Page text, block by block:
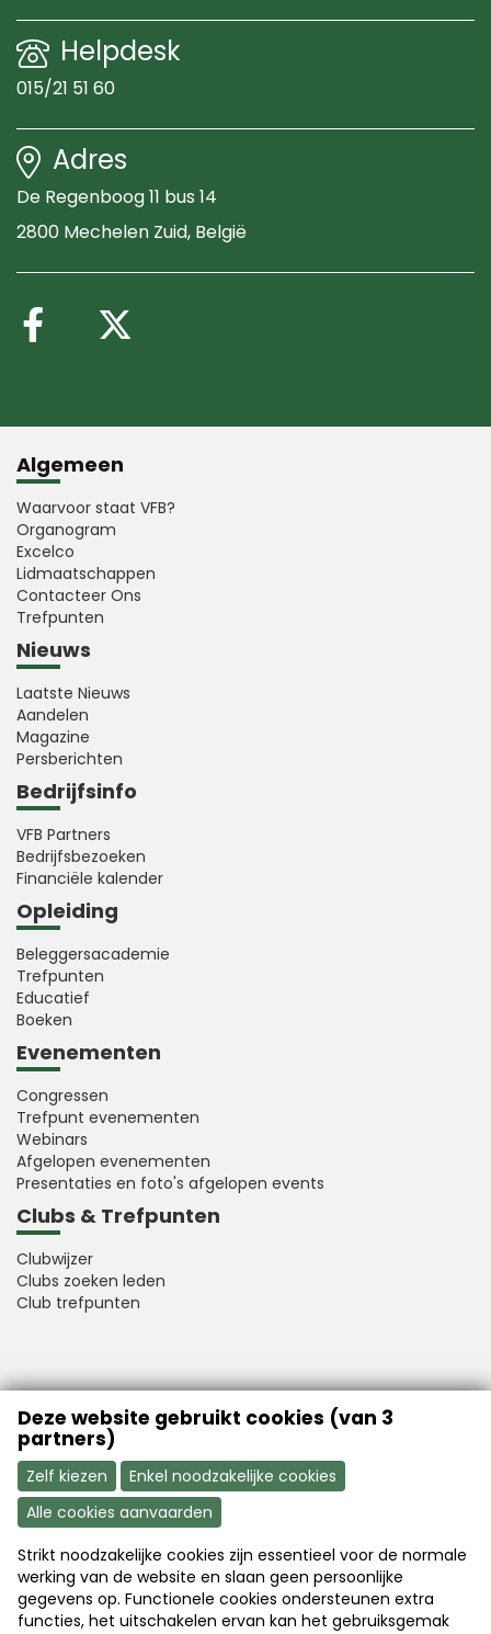
Helpdesk
015/21 51 60
Adres
De Regenboog 11 bus 14
2800 Mechelen Zuid, België
Volg ons op Facebook
Algemeen
Waarvoor staat VFB?
Organogram
Excelco
Lidmaatschappen
Contacteer Ons
Trefpunten
Nieuws
Laatste Nieuws
Aandelen
Magazine
Persberichten
Bedrijfsinfo
VFB Partners
Bedrijfsbezoeken
Financiële kalender
Opleiding
Beleggersacademie
Trefpunten
Educatief
Boeken
Evenementen
Congressen
Trefpunt evenementen
Webinars
Afgelopen evenementen
Presentaties en foto's afgelopen events
Clubs & Trefpunten
Clubwijzer
Clubs zoeken leden
Club trefpunten
VFB is a member of Better Finance
Aanmelden Word nu lid
Deze website gebruikt cookies (van 3
partners)
Zelf kiezen
Enkel noodzakelijke cookies
Alle cookies aanvaarden
Strikt noodzakelijke cookies zijn essentieel voor de normale
werking van de website en slaan geen persoonlijke
gegevens op. Functionele cookies ondersteunen extra
functies, het uitschakelen ervan kan het gebruiksgemak